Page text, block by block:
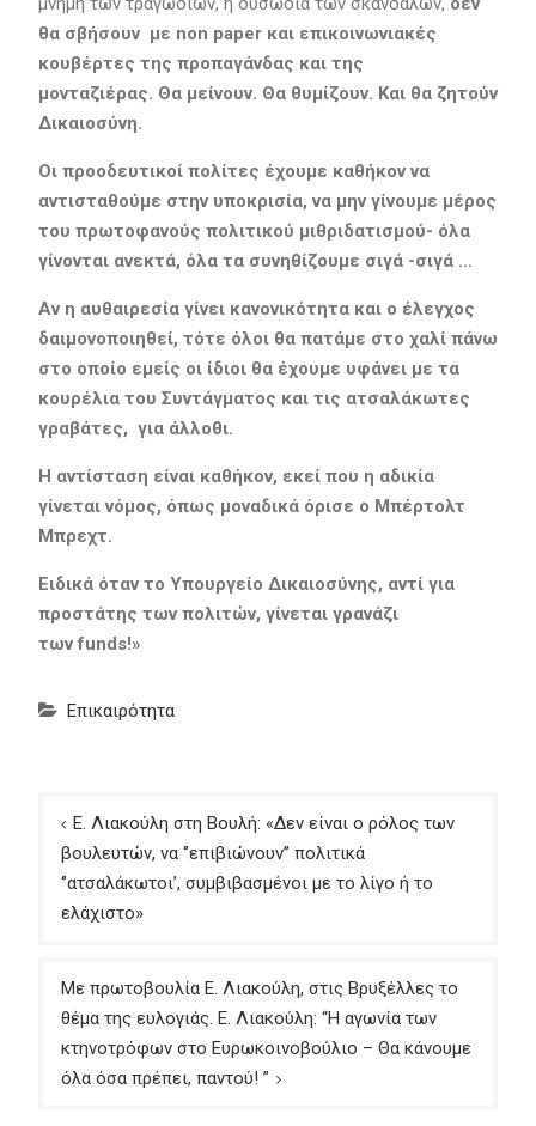
θα σβήσουν με non paperκαι επικοινωνιακές
κουβέρτες της προπαγάνδας και της
μονταζιέρας. Θα μείνουν. Θα θυμίζουν. Και θα ζητούν
Δικαιοσύνη.
Οι προοδευτικοί πολίτες έχουμε καθήκον να
αντισταθούμε στην υποκρισία, να μην γίνουμε μέρος
του πρωτοφανούς πολιτικού μιθριδατισμού- όλα
γίνονται ανεκτά, όλα τα συνηθίζουμε σιγά -σιγά …
Αν η αυθαιρεσία γίνει κανονικότητα και ο έλεγχος
δαιμονοποιηθεί, τότε όλοι θα πατάμε στο χαλί πάνω
στο οποίο εμείς οι ίδιοι θα έχουμε υφάνει με τα
κουρέλια του Συντάγματος καιτις ατσαλάκωτες
γραβάτες, για άλλοθι.
Η αντίσταση είναι καθήκον, εκεί που η αδικία
γίνεται νόμος, όπως μοναδικά όρισε ο Μπέρτολτ
Μπρεχτ.
Ειδικά όταν το Υπουργείο Δικαιοσύνης, αντί για
προστάτης των πολιτών, γίνεται γρανάζι
τωνfunds!»
Επικαιρότητα
Πλοήγηση
άρθρων
Ε. Λιακούλη στη Βουλή: «Δεν είναι ο ρόλος των
βουλευτών, να ‘’επιβιώνουν’’ πολιτικά
‘’ατσαλάκωτοι’, συμβιβασμένοι με το λίγο ή το
ελάχιστο»
Με πρωτοβουλία Ε. Λιακούλη, στις Βρυξέλλες το
θέμα της ευλογιάς. Ε. Λιακούλη: “Η αγωνία των
κτηνοτρόφων στο Ευρωκοινοβούλιο – Θα κάνουμε
όλα όσα πρέπει, παντού! ”